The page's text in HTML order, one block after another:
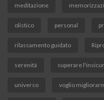
meditazione
olistico personal
rilassamento guidato
serenità superare
universo voglio